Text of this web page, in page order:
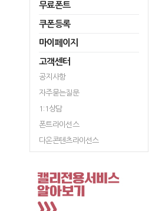
무료폰트
쿠폰등록
마이페이지
고객센터
공지사항
자주묻는질문
1:1상담
폰트라이선스
다온콘텐츠라이선스